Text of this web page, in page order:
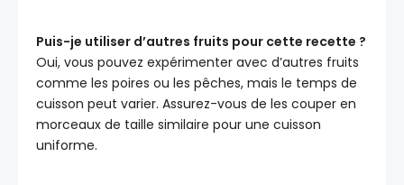
Puis-je utiliser d’autres fruits pour cette recette ?
Oui, vous pouvez expérimenter avec d’autres fruits
comme les poires ou les pêches, mais le temps de
cuisson peut varier. Assurez-vous de les couper en
morceaux de taille similaire pour une cuisson
uniforme.